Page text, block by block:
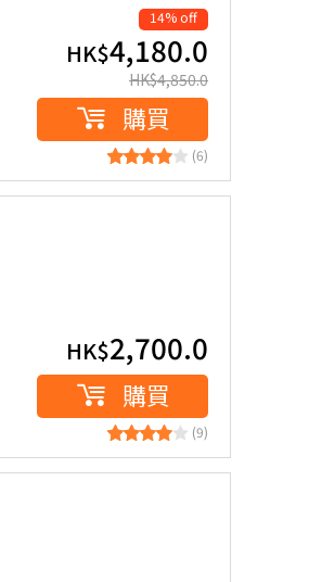
14% off
HK$4,180.0
HK$4,850.0
購買
(6)
HK$2,700.0
購買
(9)